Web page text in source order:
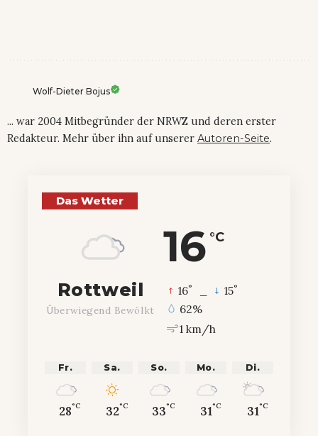
Wolf-Dieter Bojus
... war 2004 Mitbegründer der NRWZ und deren erster
Redakteur. Mehr über ihn auf unserer Autoren-Seite.
Das Wetter
16 °C
Rottweil
Überwiegend Bewölkt
16° 15°
62%
1 km/h
Fr.
28°C
Sa.
32°C
So.
33°C
Mo.
31°C
Di.
31°C